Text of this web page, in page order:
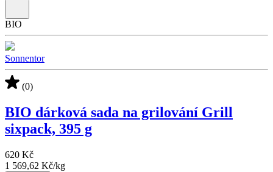
BIO
Sonnentor
(0)
BIO dárková sada na grilování Grill
sixpack, 395 g
620 Kč
1 569,62 Kč/kg